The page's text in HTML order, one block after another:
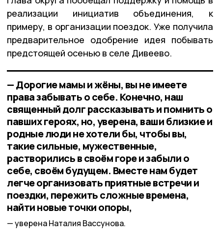
реализации инициатив объединения, к
примеру, в организации поездок. Уже получила
предварительное одобрение идея побывать
предстоящей осенью в селе Дивеево.
— Дорогие мамы и жёны, вы не имеете
права забывать о себе. Конечно, наш
священный долг рассказывать и помнить о
павших героях, но, уверена, ваши близкие и
родные люди не хотели бы, чтобы вы,
такие сильные, мужественные,
растворились в своём горе и забыли о
себе, своём будущем. Вместе нам будет
легче организовать приятные встречи и
поездки, пережить сложные времена,
найти новые точки опоры,
уверена Наталия Вассунова.